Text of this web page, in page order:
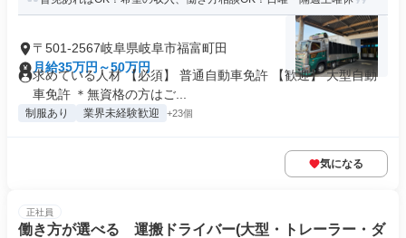
〒501-2567岐阜県岐阜市福富町田
月給35万円～50万円
求めている人材 【必須】 普通自動車免許 【歓迎】 大型自動
車免許 ＊無資格の方はご...
制服あり 業界未経験歓迎 +23個
気になる
正社員
働き方が選べる 運搬ドライバー(大型・トレーラー・ダ